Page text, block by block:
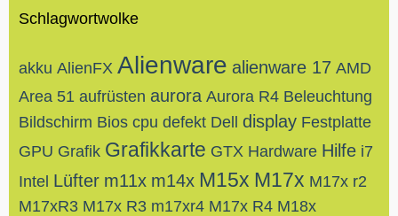
Schlagwortwolke
akku AlienFX Alienware alienware 17 AMD
Area 51 aufrüsten aurora Aurora R4 Beleuchtung
Bildschirm Bios cpu defekt Dell display Festplatte
GPU Grafik Grafikkarte GTX Hardware Hilfe i7
Intel Lüfter m11x m14x M15x M17x M17x r2
M17xR3 M17x R3 m17xr4 M17x R4 M18x